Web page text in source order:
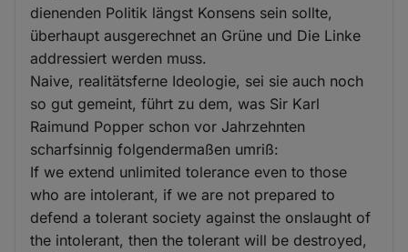
dienenden Politik längst Konsens sein sollte,
überhaupt ausgerechnet an Grüne und Die Linke
addressiert werden muss.
Naive, realitätsferne Ideologie, sei sie auch noch
so gut gemeint, führt zu dem, was Sir Karl
Raimund Popper schon vor Jahrzehnten
scharfsinnig folgendermaßen umriß:
If we extend unlimited tolerance even to those
who are intolerant, if we are not prepared to
defend a tolerant society against the onslaught of
the intolerant, then the tolerant will be destroyed,